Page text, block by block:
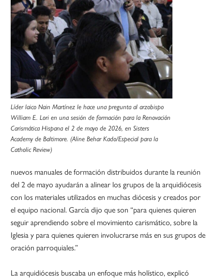
Líder laico Nain Martínez le hace una pregunta al arzobispo
William E. Lori en una sesión de formación para la Renovación
Carismática Hispana el 2 de mayo de 2026, en Sisters
Academy de Baltimore. (Aline Behar Kado/Especial para la
Catholic Review)
nuevos manuales de formación distribuidos durante la reunión
del 2 de mayo ayudarán a alinear los grupos de la arquidiócesis
con los materiales utilizados en muchas diócesis y creados por
el equipo nacional. García dijo que son “para quienes quieren
seguir aprendiendo sobre el movimiento carismático, sobre la
Iglesia y para quienes quieren involucrarse más en sus grupos de
oración parroquiales.”
La arquidiócesis buscaba un enfoque más holístico, explicó